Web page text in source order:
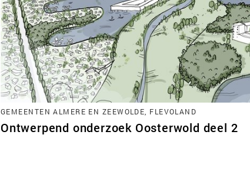
GEMEENTEN ALMERE EN ZEEWOLDE, FLEVOLAND
Ontwerpend onderzoek Oosterwold deel 2